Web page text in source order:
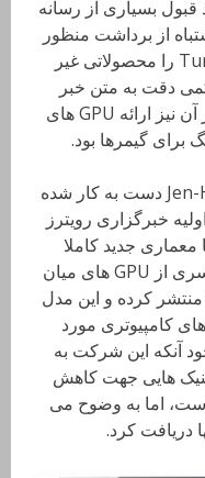
قبول بسیاری از رسانه
از برداشت منظور
ادیتور، به اشتباه GPU های Turning را محصولاتی غیر
کمی دقت به متن خبر
رویترز، می توان فهمید که منظور آن نیز ارائه GPU های
برای گیمرها بود.
اینک انویدیا از زبان Jen-Hsun Huang دست به کار شده
خبرگزاری رویترز
جدید کاملا
واقعیت دارد. انویدیا به زودی یک سری از GPU های میان
قیمت خود را در کلاس GeForce منتشر کرده و این مدل
کامپیوتری مورد
آنکه این شرکت به
هایی جهت کاهش
است، اما به وضوح می
دریافت کرد.